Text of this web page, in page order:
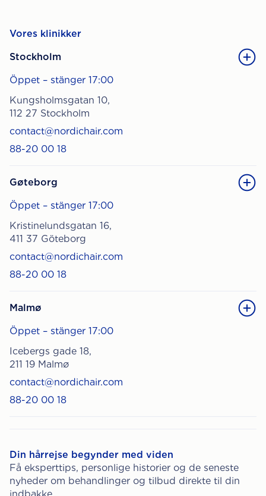
Vores klinikker
Stockholm
Öppet – stänger 17:00
Kungsholmsgatan 10,
112 27 Stockholm
contact@nordichair.com
88-20 00 18
Gøteborg
Öppet – stänger 17:00
Kristinelundsgatan 16,
411 37 Göteborg
contact@nordichair.com
88-20 00 18
Malmø
Öppet – stänger 17:00
Icebergs gade 18,
211 19 Malmø
contact@nordichair.com
88-20 00 18
Din hårrejse begynder med viden
Få eksperttips, personlige historier og de seneste
nyheder om behandlinger og tilbud direkte til din
indbakke.